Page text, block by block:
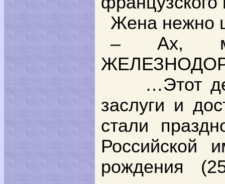
Жена нежно
– Ах,
…Этот
заслуги и
стали
рождения